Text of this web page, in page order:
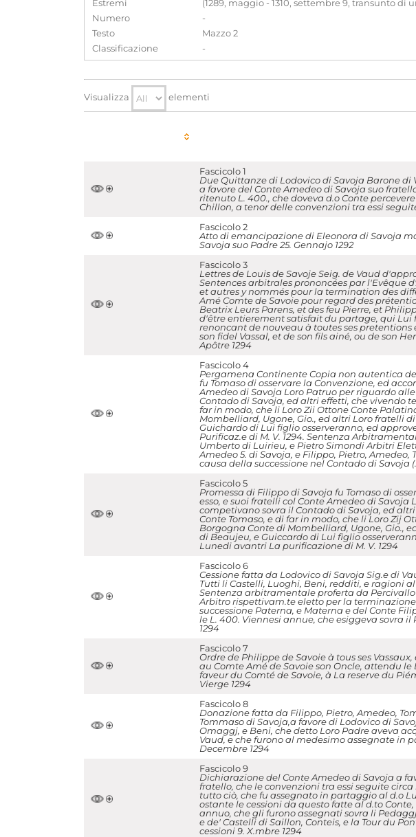
Estremi
(1289, maggio - 1310, settembre 9, transunto di
Numero
-
Testo
Mazzo 2
Classificazione
-
Visualizza elementi
Fascicolo 1
Due Quittanze di Lodovico di Savoja Barone di
a favore del Conte Amedeo di Savoja suo
ritenuto L. 400., che doveva d.o Conte
Chillon, a tenor delle convenzioni tra essi
Fascicolo 2
Atto di emancipazione di Eleonora di Savoja
Savoja suo Padre 25. Gennajo 1292
Fascicolo 3
Lettres de Louis de Savoje Seig. de Vaud
Sentences arbitrales prononcées par l'Evêque
et autres y nommés pour la termination des
Amé Comte de Savoie pour regard des
Beatrix Leurs Parens, et des feu Pierre, et
d'être entierement satisfait du partage, qui Lui
renoncant de nouveau à toutes ses
son fidel Vassal, et de son fils ainé, ou de son
Apôtre 1294
Fascicolo 4
Pergamena Continente Copia non autentica
fu Tomaso di osservare la Convenzione, ed
Amedeo di Savoja Loro Patruo per riguardo
Contado di Savoja, ed altri effetti, che vivendo
far in modo, che li Loro Zii Ottone Conte
Mombelliard, Ugone, Gio., ed altri Loro fratelli
Guichardo di Lui figlio osserveranno, ed
Purificaz.e di M. V. 1294. Sentenza
Umberto di Luirieu, e Pietro Simondi Arbitri
Amedeo 5. di Savoja, e Filippo, Pietro,
causa della successione nel Contado di Savoja
Fascicolo 5
Promessa di Filippo di Savoja fu Tomaso di
esso, e suoi fratelli col Conte Amedeo di
competivano sovra il Contado di Savoja, ed
Conte Tomaso, e di far in modo, che li Loro Zij
Borgogna Conte di Mombelliard, Ugone, Gio.,
di Beaujeu, e Guiccardo di Lui figlio
Lunedi avantri La purificazione di M. V. 1294
Fascicolo 6
Cessione fatta da Lodovico di Savoja Sig.e di
Tutti li Castelli, Luoghi, Beni, redditi, e ragioni
Sentenza arbitramentale proferta da
Arbitro rispettivam.te eletto per la
successione Paterna, e Materna e del Conte
le L. 400. Viennesi annue, che esiggeva sovra
1294
Fascicolo 7
Ordre de Philippe de Savoie à tous ses
au Comte Amé de Savoie son Oncle, attendu
faveur du Comté de Savoie, à La reserve du
Vierge 1294
Fascicolo 8
Donazione fatta da Filippo, Pietro, Amedeo,
Tommaso di Savoja,a favore di Lodovico di
Omaggj, e Beni, che detto Loro Padre aveva
Vaud, e che furono al medesimo assegnate in
Decembre 1294
Fascicolo 9
Dichiarazione del Conte Amedeo di Savoja a
fratello, che le convenzioni tra essi seguite
tutto ciò, che fu assegnato in partaggio al d.o
ostante le cessioni da questo fatte al d.to
annuo, che gli furono assegnati sovra li
e de' Castelli di Saillon, Conteis, e la Tour du
cessioni 9. X.mbre 1294